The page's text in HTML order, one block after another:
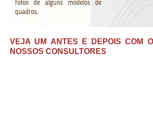
VEJA UM ANTES E DEPOIS COM
NOSSOS CONSULTORES